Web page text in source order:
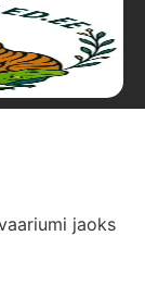
jaoks